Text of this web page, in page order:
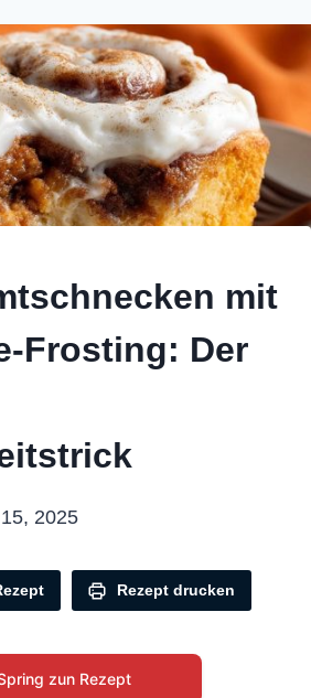
mit
Frosting: Der
2025
Rezept drucken
zun Rezept